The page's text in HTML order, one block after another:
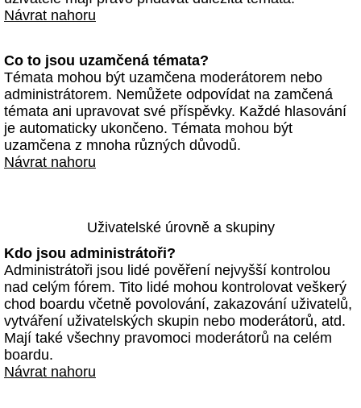
Návrat nahoru
Co to jsou uzamčená témata?
Témata mohou být uzamčena moderátorem nebo
administrátorem. Nemůžete odpovídat na zamčená
témata ani upravovat své příspěvky. Každé hlasování
je automaticky ukončeno. Témata mohou být
uzamčena z mnoha různých důvodů.
Návrat nahoru
Uživatelské úrovně a skupiny
Kdo jsou administrátoři?
Administrátoři jsou lidé pověření nejvyšší kontrolou
nad celým fórem. Tito lidé mohou kontrolovat veškerý
chod boardu včetně povolování, zakazování uživatelů,
vytváření uživatelských skupin nebo moderátorů, atd.
Mají také všechny pravomoci moderátorů na celém
boardu.
Návrat nahoru